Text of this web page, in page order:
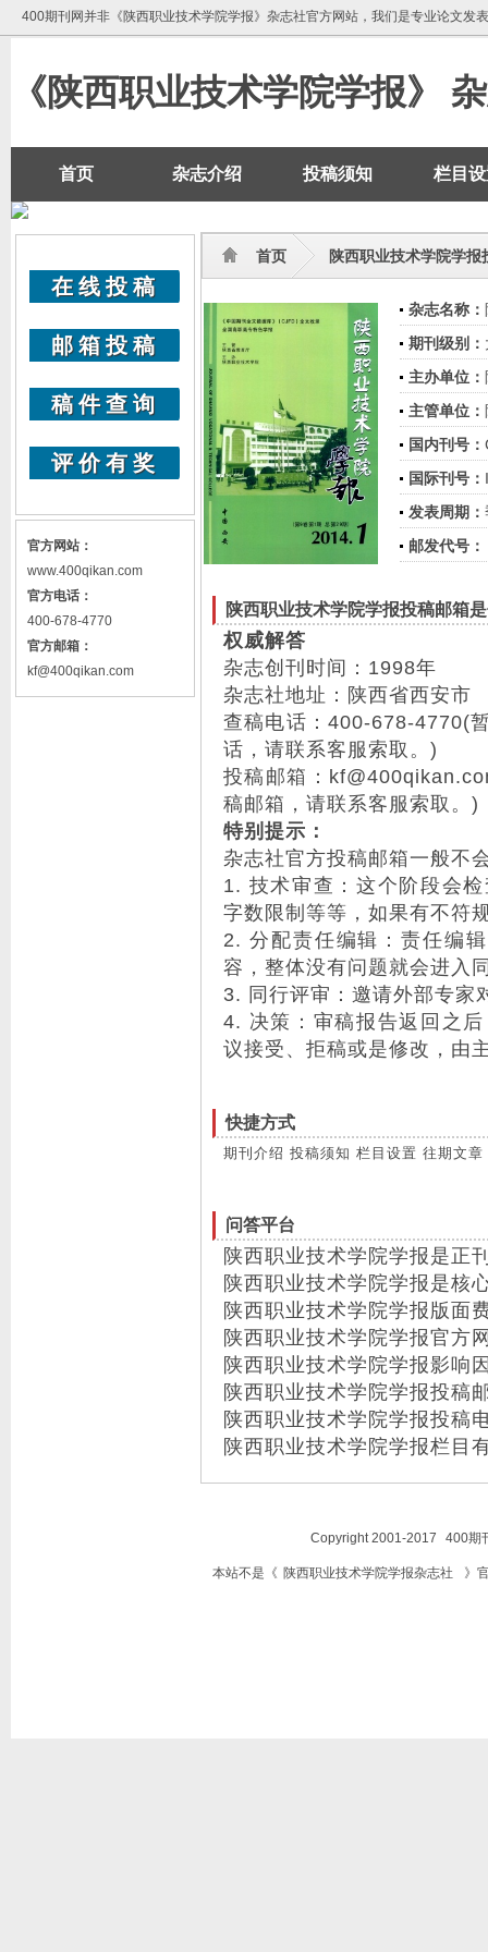
400期刊网并非《陕西职业技术学院学报》杂志社官方网站，我们是专业论文发
《陕西职业技术学院学报》
首页 杂志介绍 投稿须知 栏目
在线投稿
邮箱投稿
稿件查询
评价有奖
官方网站：
www.400qikan.com
官方电话：
400-678-4770
官方邮箱：
kf@400qikan.com
首页 陕西职业技术学院学
杂志名称：
期刊级别：
主办单位：
主管单位：
国内刊号：
国际刊号：
发表周期：
邮发代号：
陕西职业技术学院学报投稿邮箱
权威解答
杂志创刊时间：1998年
杂志社地址：陕西省西安市
查稿电话：400-678-4770(
话，请联系客服索取。)
投稿邮箱：
稿邮箱，请联系客服索取。)
特别提示：
杂志社官方投稿邮箱一般不
1. 技术审查：这个阶段会
字数限制等等，如果有不符
2. 分配责任编辑：责任编
容，整体没有问题就会进入
3. 同行评审：邀请外部专家
4. 决策：审稿报告返回之
议接受、拒稿或是修改，由
快捷方式
期刊介绍 投稿须知 栏目设置 往期文章
问答平台
陕西职业技术学院学报是正
陕西职业技术学院学报是核
陕西职业技术学院学报版面
陕西职业技术学院学报官方
陕西职业技术学院学报影响
陕西职业技术学院学报投稿
陕西职业技术学院学报投稿
陕西职业技术学院学报栏目
Copyright 2001-2017 400期
本站不是《 陕西职业技术学院学报杂志社 》